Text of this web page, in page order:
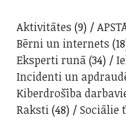
Aktivitātes (9)
Bērni un internets
Eksperti runā(34)
Incidenti un
Kiberdrošība
Raksti(48) Sociālie